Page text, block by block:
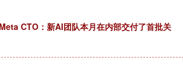
CTO：新AI团队本月在内部交付了首批关